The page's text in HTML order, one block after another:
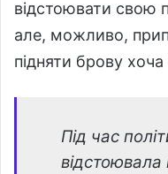
відстоювати свою
але, можливо,
підняти брову
Під час
відстоювала